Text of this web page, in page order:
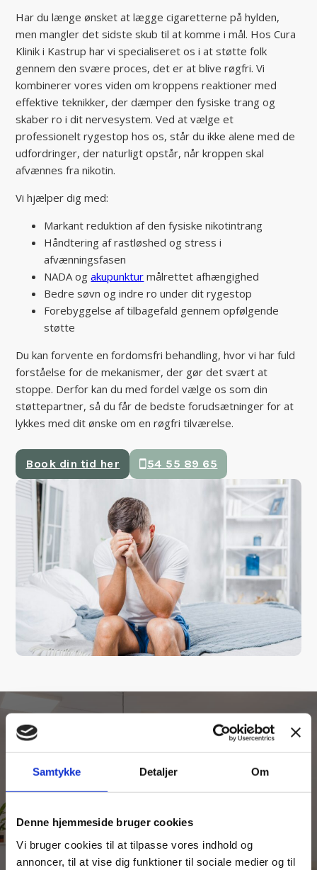
Samtykke Detaljer Om
Denne hjemmeside bruger cookies
Vi bruger cookies til at tilpasse vores indhold og
annoncer, til at vise dig funktioner til sociale medier og til
Har du længe ønsket at lægge cigaretterne på hylden,
men mangler det sidste skub til at komme i mål. Hos Cura
Klinik i Kastrup har vi specialiseret os i at støtte folk
gennem den svære proces, det er at blive røgfri. Vi
kombinerer vores viden om kroppens reaktioner med
effektive teknikker, der dæmper den fysiske trang og
skaber ro i dit nervesystem. Ved at vælge et
professionelt rygestop hos os, står du ikke alene med de
udfordringer, der naturligt opstår, når kroppen skal
afvænnes fra nikotin.
Vi hjælper dig med:
Markant reduktion af den fysiske nikotintrang
Håndtering af rastløshed og stress i
afvænningsfasen
NADA ogakupunktur målrettet afhængighed
Bedre søvn og indre ro under dit rygestop
Forebyggelse af tilbagefald gennem opfølgende
støtte
Du kan forvente en fordomsfri behandling, hvor vi har fuld
forståelse for de mekanismer, der gør det svært at
stoppe. Derfor kan du med fordel vælge os som din
støttepartner, så du får de bedste forudsætninger for at
lykkes med dit ønske om en røgfri tilværelse.
Book din tid her 54 55 89 65
Vi samler på glade kunder
behandling
Hans Viggo Pedersen